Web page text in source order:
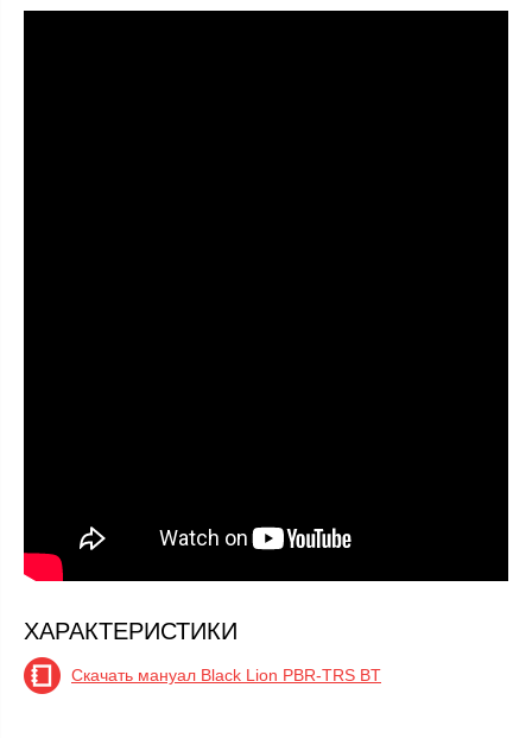
ХАРАКТЕРИСТИКИ
Скачать мануал Black Lion PBR-TRS BT